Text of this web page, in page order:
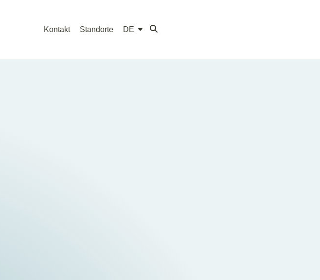
Kontakt Standorte DE